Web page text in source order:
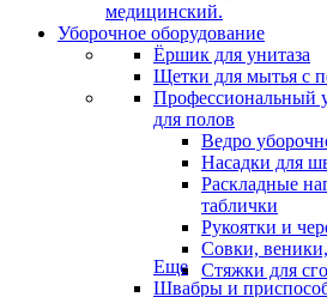
медицинский.
Уборочное оборудование
Ёршик для унитаза
Щетки для мытья с
Профессиональный
для полов
Ведро
Насадки для
Раскладные
таблички
Рукоятки и
Совки,
Стяжки для
Еще
Швабры и